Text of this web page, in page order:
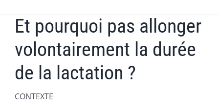
HOME
OUR SERVICES
Et pourquoi pas allonger
volontairement la durée
de la lactation ?
CONTEXTE